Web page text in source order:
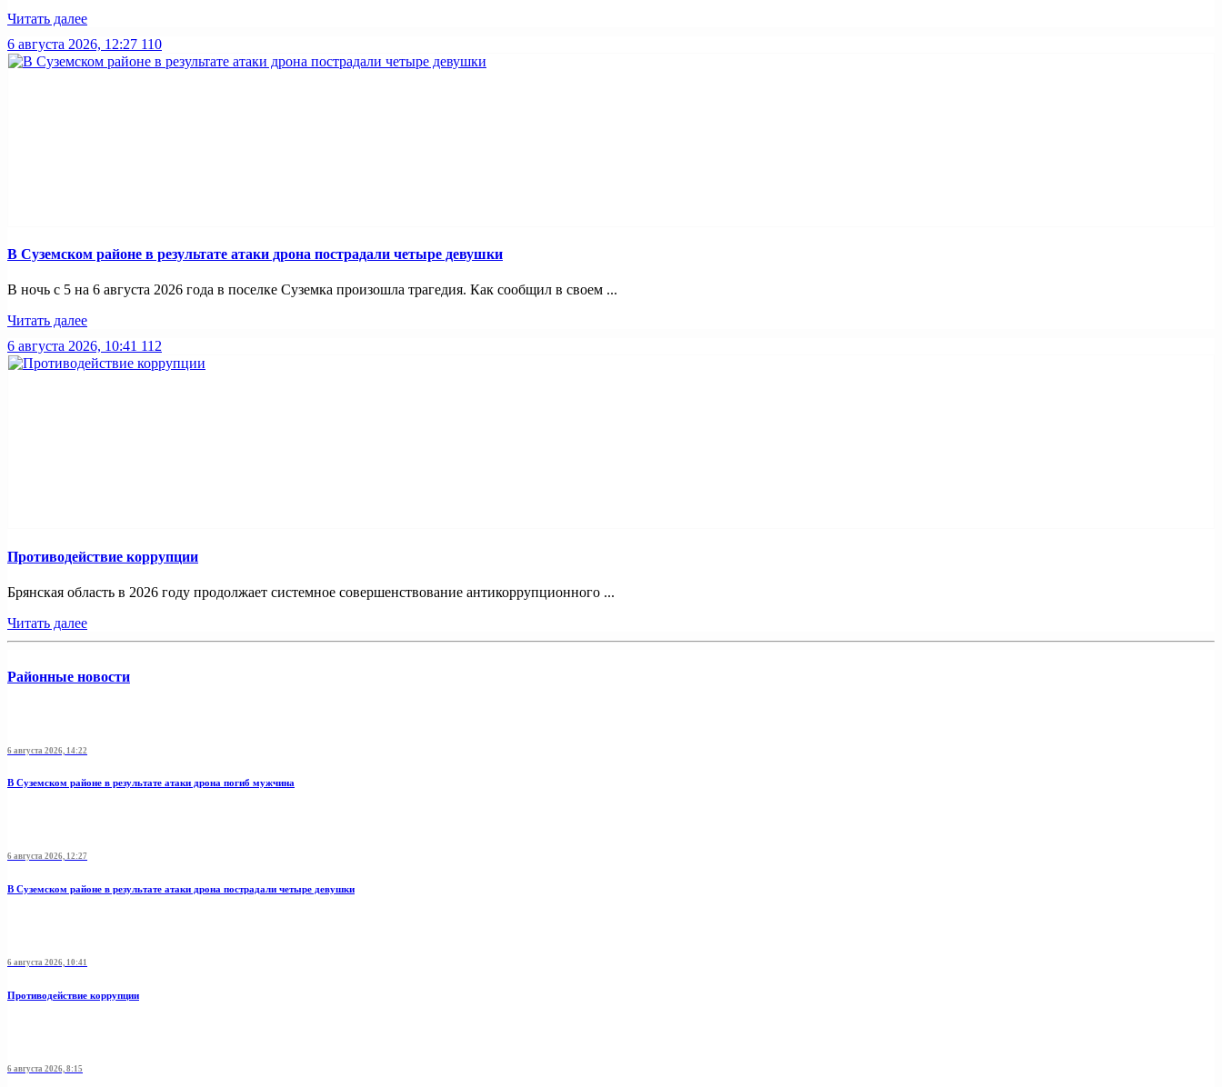
Читать далее
6 августа 2026, 12:27 110
В Суземском районе в результате атаки дрона пострадали четыре девушки
В ночь с 5 на 6 августа 2026 года в поселке Суземка произошла трагедия. Как сообщил в своем ...
Читать далее
6 августа 2026, 10:41 112
Противодействие коррупции
Брянская область в 2026 году продолжает системное совершенствование антикоррупционного ...
Читать далее
Районные новости
6 августа 2026, 14:22
В Суземском районе в результате атаки дрона погиб мужчина
6 августа 2026, 12:27
В Суземском районе в результате атаки дрона пострадали четыре девушки
6 августа 2026, 10:41
Противодействие коррупции
6 августа 2026, 8:15